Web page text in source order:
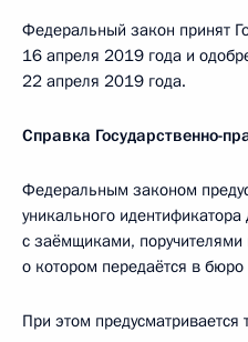
Федеральный закон принят
16 апреля 2019 года и
22 апреля 2019 года.
Справка Государственно-
Федеральным законом
уникального идентификатора
с заёмщиками,
о котором передаётся в бюро
При этом предусматривается